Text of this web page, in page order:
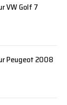
VW Golf 7
Peugeot 2008